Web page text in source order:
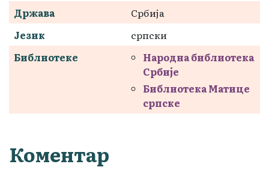
Држава
Србија
Језик
српски
Библиотеке
Народна библиотека
Србије
Библиотека Матице
српске
Коментар